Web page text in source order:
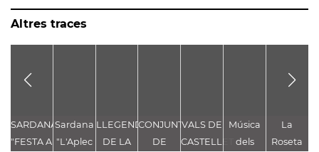
Altres traces
SARDANA
"FESTA A
Sardana
"L'Aplec
LLEGENDA
DE LA
CONJUNT
DE
VALS DE
CASTELLET
Música
dels
La
Roseta